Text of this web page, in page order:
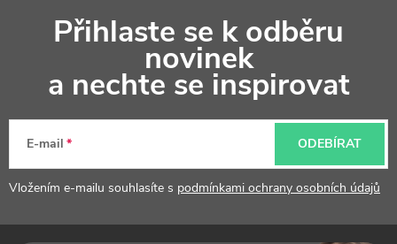
a
Přihlaste se k odběru
novinek
a nechte se inspirovat
E-mail
Vložením e-mailu souhlasíte s podmínkami ochrany osobních údajů
ODEBÍRAT